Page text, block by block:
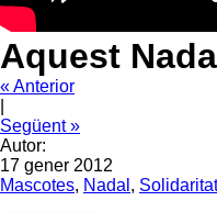
Aquest
« Anterior
Següent »
Autor:
17 gener 2012
Mascotes, Nadal , Solidaritat